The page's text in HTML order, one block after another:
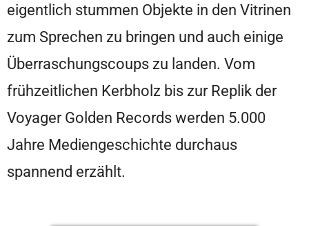
eigentlich stummen Objekte in den Vitrinen
zum Sprechen zu bringen und auch einige
Überraschungscoups zu landen. Vom
frühzeitlichen Kerbholz bis zur Replik der
Voyager Golden Records werden 5.000
Jahre Mediengeschichte durchaus
spannend erzählt.